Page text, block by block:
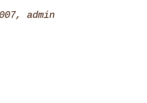
admin